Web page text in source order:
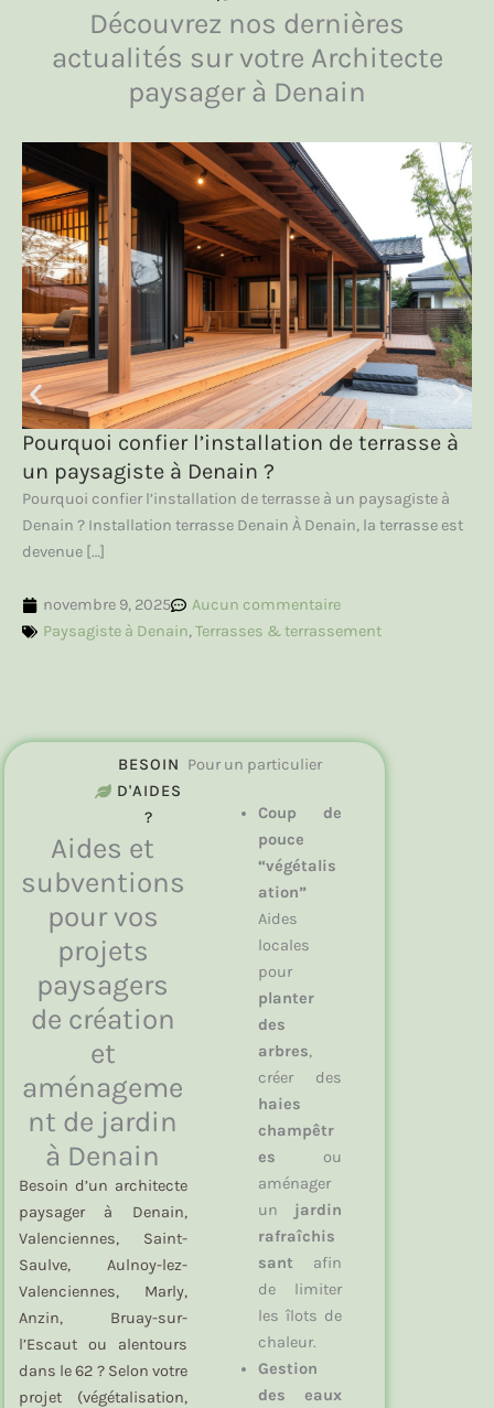
Découvrez nos dernières
actualités sur votre Architecte
paysager à Denain
Pourquoi confier l’installation de terrasse à
un paysagiste à Denain ?
Pourquoi confier l’installation de terrasse à un paysagiste à
Denain ? Installation terrasse Denain À Denain, la terrasse est
devenue […]
novembre 9, 2025
Aucun commentaire
Paysagiste à Denain,Terrasses & terrassement
BESOIN
D'AIDES
?
Aides et
subventions
pour vos
projets
paysagers
de création
et
aménageme
nt de jardin
à Denain
Besoin d’un architecte
paysager à Denain,
Valenciennes, Saint-
Saulve, Aulnoy-lez-
Valenciennes, Marly,
Anzin, Bruay-sur-
l’Escaut ou alentours
dans le 62 ? Selon votre
projet (végétalisation,
Pour un particulier
Coup de
pouce
“végétalis
ation”
Aides
locales
pour
planter
des
arbres,
créer des
haies
champêtr
es ou
aménager
un jardin
rafraîchis
santafin
de limiter
les îlots de
chaleur.
Gestion
des eaux